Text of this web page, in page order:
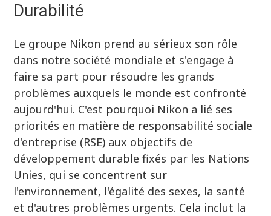
Durabilité
Le groupe Nikon prend au sérieux son rôle
dans notre société mondiale et s'engage à
faire sa part pour résoudre les grands
problèmes auxquels le monde est confronté
aujourd'hui. C'est pourquoi Nikon a lié ses
priorités en matière de responsabilité sociale
d'entreprise (RSE) aux objectifs de
développement durable fixés par les Nations
Unies, qui se concentrent sur
l'environnement, l'égalité des sexes, la santé
et d'autres problèmes urgents. Cela inclut la